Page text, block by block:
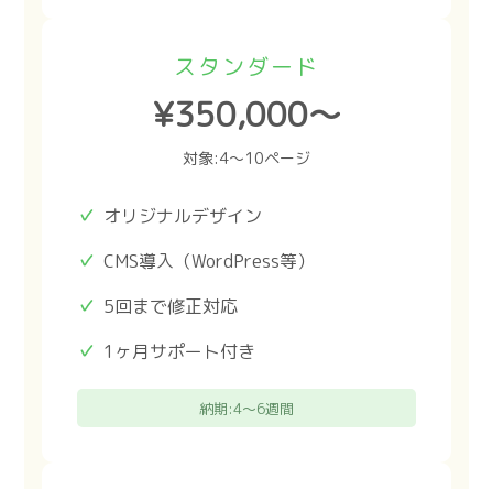
スタンダード
¥350,000〜
対象:4〜10ページ
オリジナルデザイン
CMS導入（WordPress等）
5回まで修正対応
1ヶ月サポート付き
納期:4〜6週間